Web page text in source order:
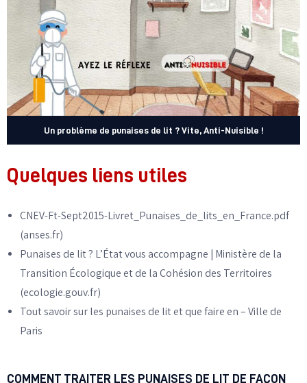
Un problème de punaises de lit ? Vite, Anti-Nuisible !
Quelques liens utiles
CNEV-Ft-Sept2015-Livret_Punaises_de_lits_en_France.pdf
(anses.fr)
Punaises de lit ? L’État vous accompagne | Ministère de la
Transition Écologique et de la Cohésion des Territoires
(ecologie.gouv.fr)
Tout savoir sur les punaises de lit et que faire en – Ville de
Paris
COMMENT TRAITER LES PUNAISES DE LIT DE FAÇON